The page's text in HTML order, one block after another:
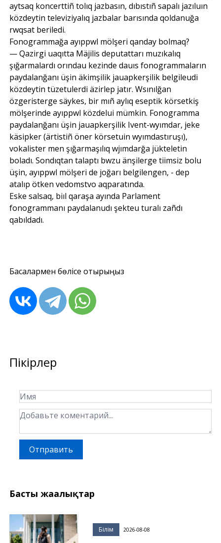
aytsaq koncerttiñ tolıq jazbasın, dıbıstıñ sapalı jazıluın
közdeytin televiziyalıq jazbalar barısında qoldanuğa
rwqsat beriledi.
Fonogrammağa ayıppwl mölşeri qanday bolmaq?
— Qazirgi uaqıtta Mäjilis deputattarı muzıkalıq
şığarmalardı orındau kezinde dauıs fonogrammaların
paydalanğanı üşin äkimşilik jauapkerşilik belgileudi
közdeytin tüzetulerdi äzirlep jatır. Wsınılğan
özgeristerge säykes, bir mıñ aylıq eseptik körsetkiş
mölşerinde ayıppwl közdelui mümkin. Fonogramma
paydalanğanı üşin jauapkerşilik Ivent-wyımdar, jeke
käsipker (ärtistiñ öner körsetuin wyımdastıruşı),
vokalister men şığarmaşılıq wjımdarğa jükteletin
boladı. Sondıqtan talaptı bwzu änşilerge tiimsiz bolu
üşin, ayıppwl mölşeri de joğarı belgilengen, - dep
atalıp ötken vedomstvo aqparatında.
Eske salsaq, biıl qaraşa ayında Parlament
fonogrammanı paydalanudı şekteu turalı zañdı
qabıldadı.
Басқалармен бөлісе отырыңыз
Пікірлер
Отправить
Басты жаңалықтар
Білім 2026-08-08